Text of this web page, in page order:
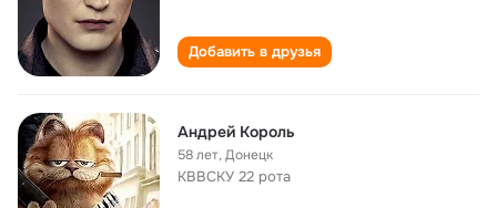
Добавить в друзья
Андрей Король
58 лет,Донецк
КВВСКУ 22 рота